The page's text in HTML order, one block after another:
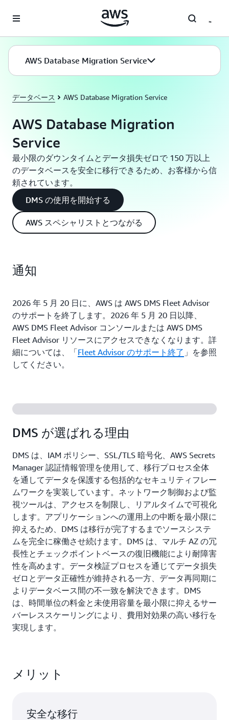
AWS Database Migration Service
データベース AWS Database Migration Service
AWS Database Migration
Service
最小限のダウンタイムとデータ損失ゼロで 150 万以上
のデータベースを安全に移行できるため、お客様から信
頼されています。
DMS の使用を開始する
AWS スペシャリストとつながる
通知
2026 年 5 月 20 日に、AWS は AWS DMS Fleet Advisor
のサポートを終了します。2026 年 5 月 20 日以降、
AWS DMS Fleet Advisor コンソールまたは AWS DMS
Fleet Advisor リソースにアクセスできなくなります。詳
細については、「Fleet Advisor のサポート終了 」を参照
してください。
DMS が選ばれる理由
DMS は、IAM ポリシー、SSL/TLS 暗号化、AWS Secrets
Manager 認証情報管理を使用して、移行プロセス全体
を通してデータを保護する包括的なセキュリティフレー
ムワークを実装しています。ネットワーク制御および監
視ツールは、アクセスを制限し、リアルタイムで可視化
します。アプリケーションへの運用上の中断を最小限に
抑えるため、DMS は移行が完了するまでソースシステ
ムを完全に稼働させ続けます。DMS は、マルチ AZ の冗
長性とチェックポイントベースの復旧機能により耐障害
性を高めます。データ検証プロセスを通じてデータ損失
ゼロとデータ正確性が維持される一方、データ再同期に
よりデータベース間の不一致を解決できます。DMS
は、時間単位の料金と未使用容量を最小限に抑えるサー
バーレススケーリングにより、費用対効果の高い移行を
実現します。
メリット
安全な移行